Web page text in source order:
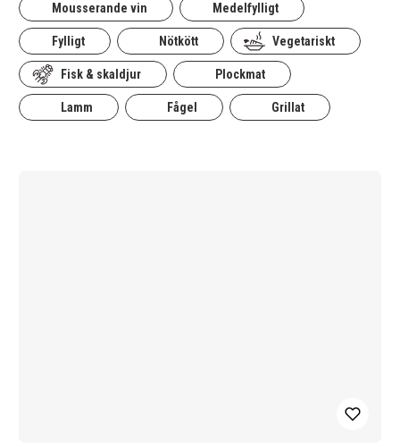
Mousserande vin Medelfylligt
Fylligt Nötkött Vegetariskt
Fisk & skaldjur Plockmat
Lamm Fågel Grillat